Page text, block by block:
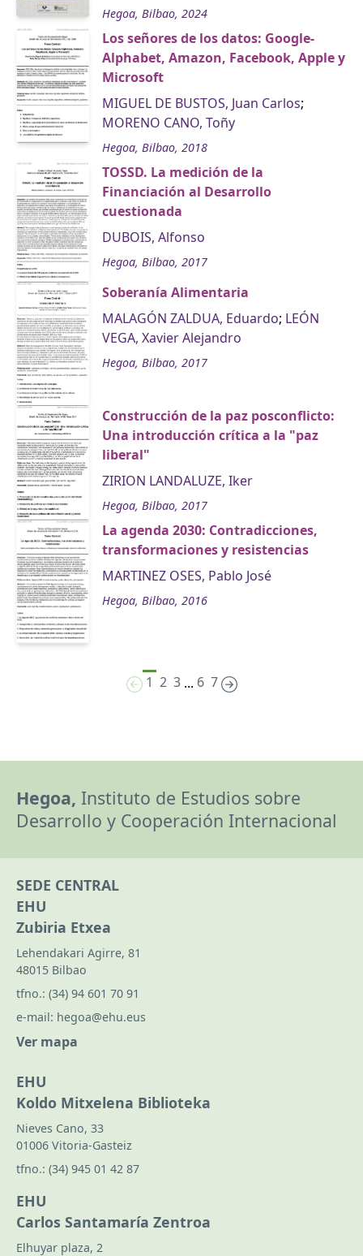
Hegoa, Bilbao, 2024
Los señores de los datos: Google-
Alphabet, Amazon, Facebook, Apple y
Microsoft
MIGUEL DE BUSTOS, Juan Carlos;
MORENO CANO, Toñy
Hegoa, Bilbao, 2018
TOSSD. La medición de la
Financiación al Desarrollo
cuestionada
DUBOIS, Alfonso
Hegoa, Bilbao, 2017
Soberanía Alimentaria
MALAGÓN ZALDUA, Eduardo; LEÓN
VEGA, Xavier Alejandro
Hegoa, Bilbao, 2017
Construcción de la paz posconflicto:
Una introducción crítica a la "paz
liberal"
ZIRION LANDALUZE, Iker
Hegoa, Bilbao, 2017
La agenda 2030: Contradicciones,
transformaciones y resistencias
MARTINEZ OSES, Pablo José
Hegoa, Bilbao, 2016
1 2 3 ... 6 7
Hegoa, Instituto de Estudios sobre
Desarrollo y Cooperación Internacional
SEDE CENTRAL
EHU
Zubiria Etxea
Lehendakari Agirre, 81
48015 Bilbao
tfno.: (34) 94 601 70 91
e-mail: hegoa@ehu.eus
Ver mapa
EHU
Koldo Mitxelena Biblioteka
Nieves Cano, 33
01006 Vitoria-Gasteiz
tfno.: (34) 945 01 42 87
EHU
Carlos Santamaría Zentroa
Elhuyar plaza, 2